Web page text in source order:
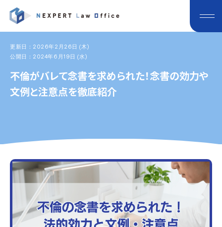
更新日：2026年2月26日 (木)
公開日：2024年6月19日 (水)
不倫がバレて念書を求められた！念書の効力や
文例と注意点を徹底紹介